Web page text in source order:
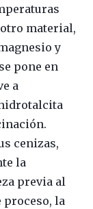
otro material,
y
pone en
a
cenizas,
la
previa al
proceso, la